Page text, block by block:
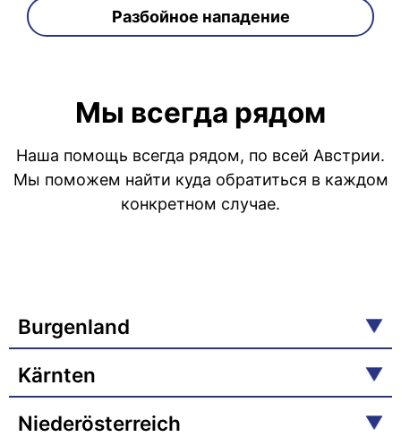
Разбойное нападение
Мы всегда рядом
Наша помощь всегда рядом, по всей Австрии.
Мы поможем найти куда обратиться в каждом
конкретном случае.
Burgenland
Kärnten
Niederösterreich